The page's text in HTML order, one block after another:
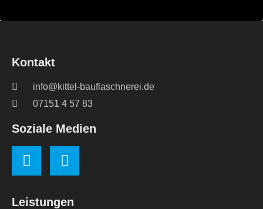
Leistungen
Kontakt
info@kittel-bauflaschnerei.de
07151 4 57 83
Soziale Medien